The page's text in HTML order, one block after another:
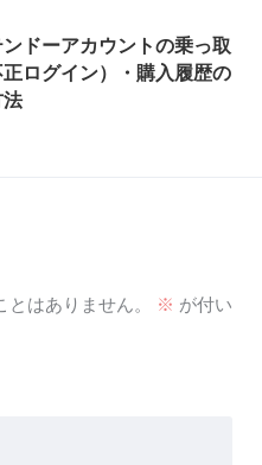
ンドーアカウントの乗っ取
正ログイン）・購入履歴の
法
はありません。 ※ が付い